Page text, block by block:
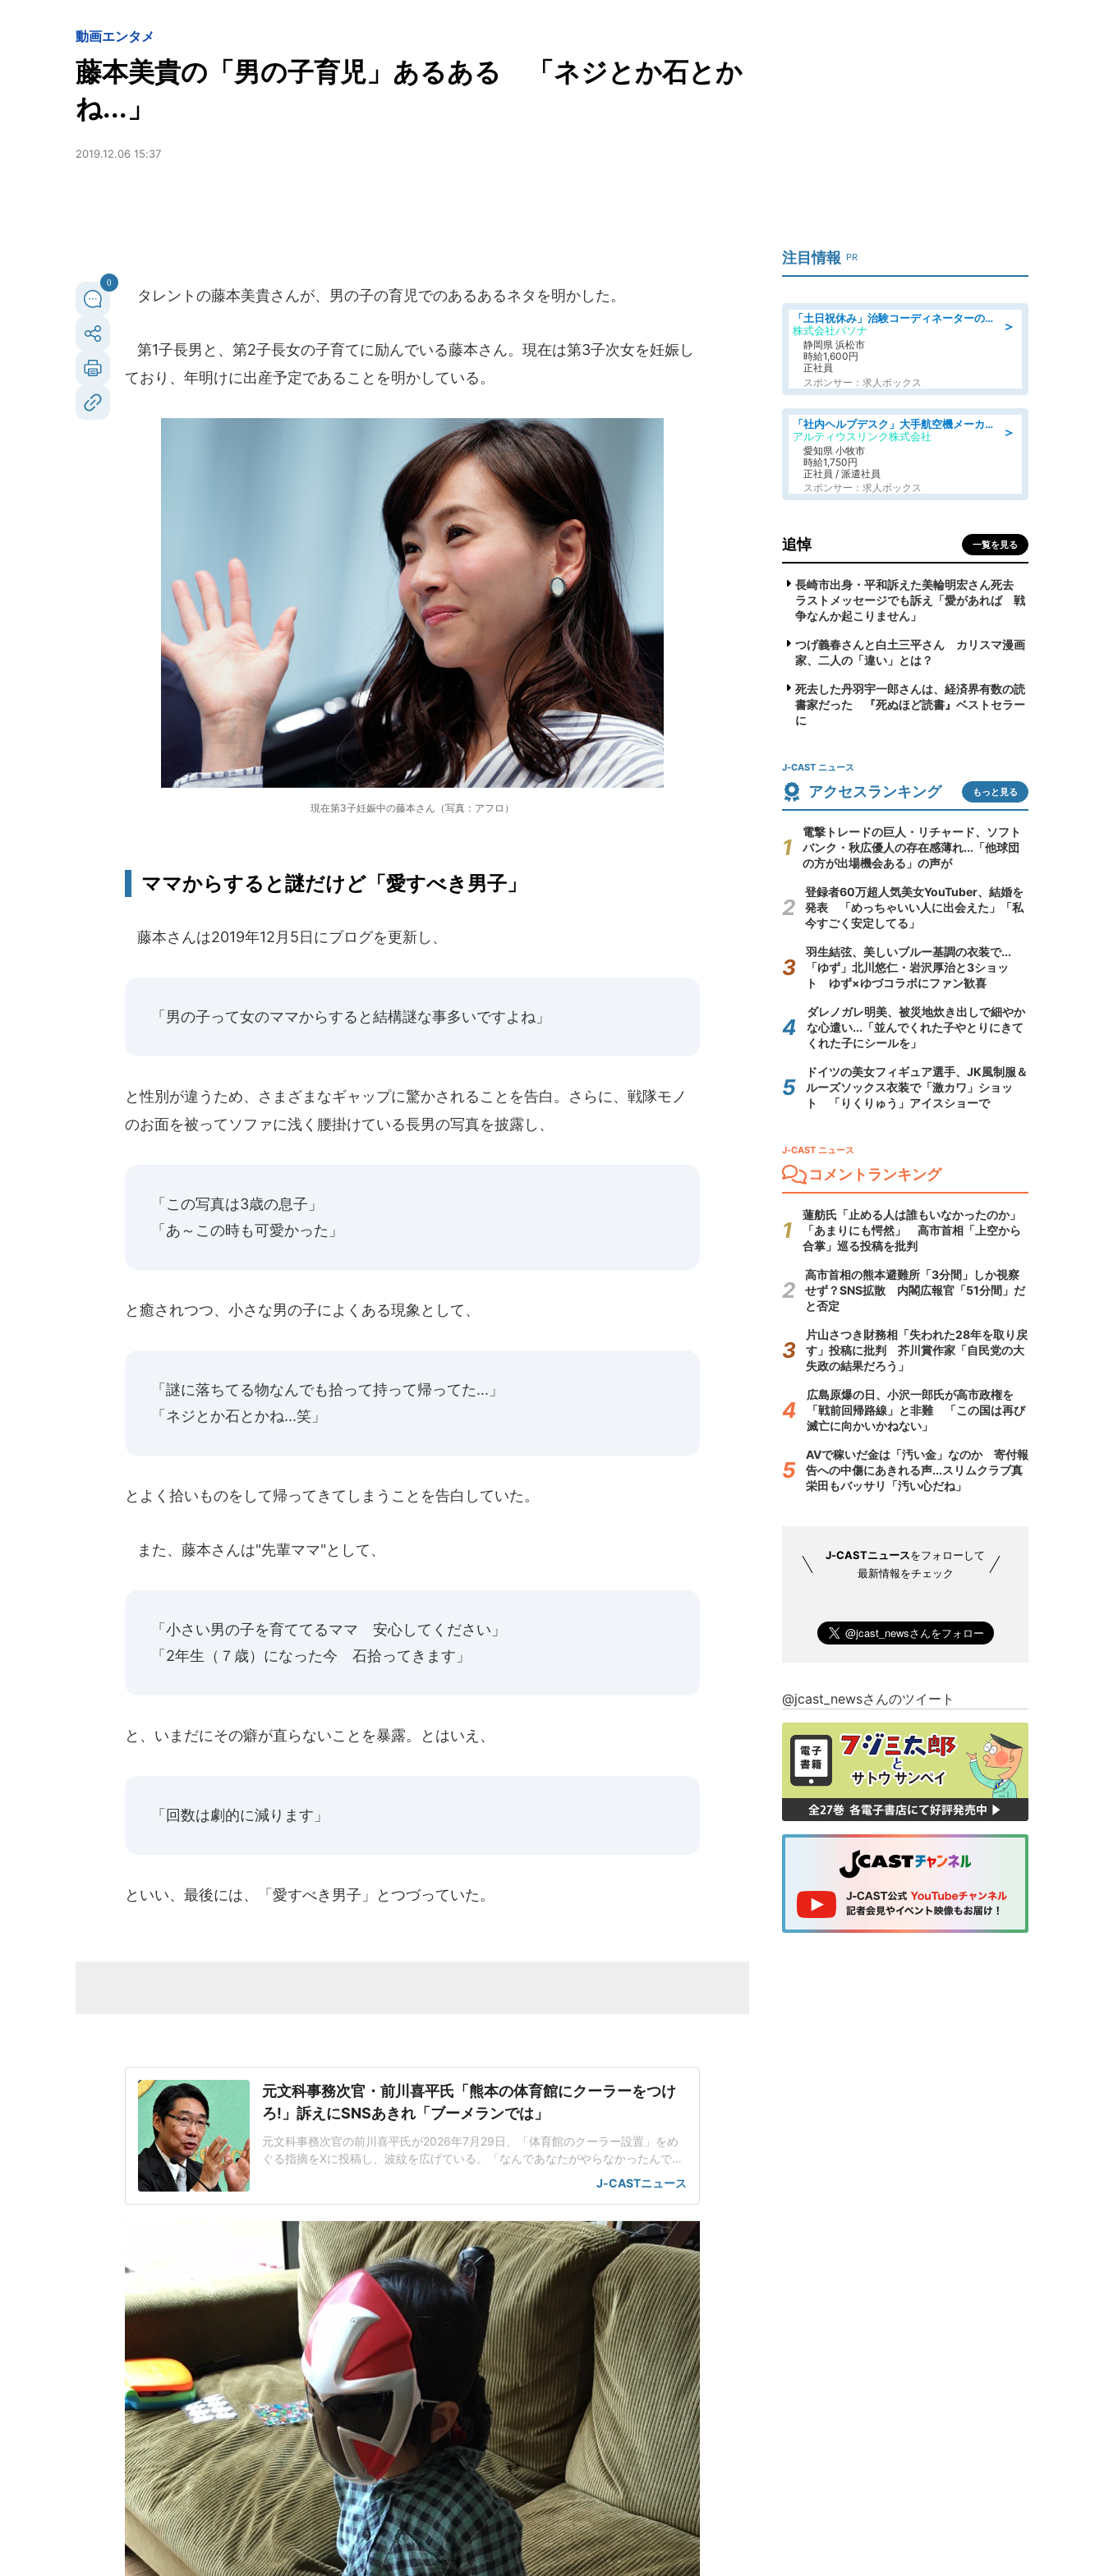
動画エンタメ
藤本美貴の「男の子育児」あるある 「ネジとか石とか
ね...」
2019.12.06 15:37
0
タレントの藤本美貴さんが、男の子の育児でのあるあるネタを明かした。
第1子長男と、第2子長女の子育てに励んでいる藤本さん。現在は第3子次女を妊娠し
ており、年明けに出産予定であることを明かしている。
現在第3子妊娠中の藤本さん（写真：アフロ）
ママからすると謎だけど「愛すべき男子」
藤本さんは2019年12月5日にブログを更新し、
「男の子って女のママからすると結構謎な事多いですよね」
と性別が違うため、さまざまなギャップに驚かされることを告白。さらに、戦隊モノ
のお面を被ってソファに浅く腰掛けている長男の写真を披露し、
「この写真は3歳の息子」
「あ～この時も可愛かった」
と癒されつつ、小さな男の子によくある現象として、
「謎に落ちてる物なんでも拾って持って帰ってた...」
「ネジとか石とかね...笑」
とよく拾いものをして帰ってきてしまうことを告白していた。
また、藤本さんは"先輩ママ"として、
「小さい男の子を育ててるママ 安心してください」
「2年生（７歳）になった今 石拾ってきます」
と、いまだにその癖が直らないことを暴露。とはいえ、
「回数は劇的に減ります」
といい、最後には、「愛すべき男子」とつづっていた。
元文科事務次官・前川喜平氏「熊本の体育館にクーラーをつけ
ろ!」訴えにSNSあきれ「ブーメランでは」
元文科事務次官の前川喜平氏が2026年7月29日、「体育館のクーラー設置」をめ
ぐる指摘をXに投稿し、波紋を広げている。「なんであなたがやらなかったんです
か?」28日16時27分頃、熊本県熊本地方を震源とする地震が発生した。マグニチ
ュード(速報値)は7.1、震源の深さは約10キロで、宇城市と氷川町で震度7を観測し
し、熊本県内では、
J-CASTニュース
注目情報 PR
＞
「土日祝休み」治験コーディネーターのお仕事/未経験OK
株式会社パソナ
静岡県 浜松市
時給1,600円
正社員
スポンサー：求人ボックス
＞
「社内ヘルプデスク」大手航空機メーカーでのPC・周辺機器サポート 「初心者活躍中/土日祝休み/長期」 高時給1750円+交通費全額支給
アルティウスリンク株式会社
愛知県 小牧市
時給1,750円
正社員 / 派遣社員
スポンサー：求人ボックス
追悼 一覧を見る
長崎市出身・平和訴えた美輪明宏さん死去
ラストメッセージでも訴え「愛があれば 戦
争なんか起こりません」
つげ義春さんと白土三平さん カリスマ漫画
家、二人の「違い」とは？
死去した丹羽宇一郎さんは、経済界有数の読
書家だった 『死ぬほど読書』ベストセラー
に
J-CAST ニュース
アクセスランキング もっと見る
電撃トレードの巨人・リチャード、ソフト
バンク・秋広優人の存在感薄れ...「他球団
の方が出場機会ある」の声が
登録者60万超人気美女YouTuber、結婚を
発表 「めっちゃいい人に出会えた」「私
今すごく安定してる」
羽生結弦、美しいブルー基調の衣装で...
「ゆず」北川悠仁・岩沢厚治と3ショッ
ト ゆず×ゆづコラボにファン歓喜
ダレノガレ明美、被災地炊き出しで細やか
な心遣い...「並んでくれた子やとりにきて
くれた子にシールを」
ドイツの美女フィギュア選手、JK風制服＆
ルーズソックス衣装で「激カワ」ショッ
ト 「りくりゅう」アイスショーで
J-CAST ニュース
コメントランキング
蓮舫氏「止める人は誰もいなかったのか」
「あまりにも愕然」 高市首相「上空から
合掌」巡る投稿を批判
高市首相の熊本避難所「3分間」しか視察
せず？SNS拡散 内閣広報官「51分間」だ
と否定
片山さつき財務相「失われた28年を取り戻
す」投稿に批判 芥川賞作家「自民党の大
失政の結果だろう」
広島原爆の日、小沢一郎氏が高市政権を
「戦前回帰路線」と非難 「この国は再び
滅亡に向かいかねない」
AVで稼いだ金は「汚い金」なのか 寄付報
告への中傷にあきれる声...スリムクラブ真
栄田もバッサリ「汚い心だね」
J-CASTニュースをフォローして
最新情報をチェック
@jcast_newsさんのツイート